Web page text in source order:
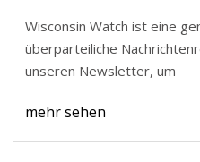
Wisconsin Watch ist eine
überparteiliche Nachrichtenredaktion.
unseren Newsletter, um
mehr sehen